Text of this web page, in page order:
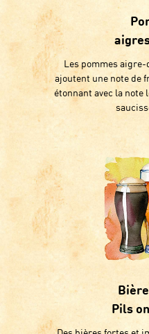
Les pommes
ajoutent une note de
étonnant avec la note
Pils